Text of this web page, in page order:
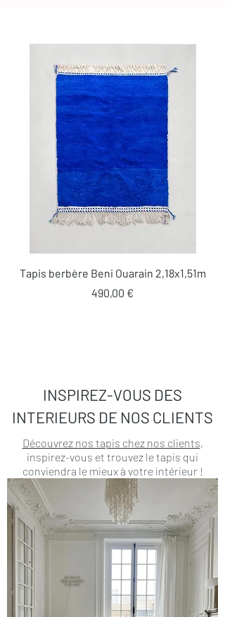
Tapis berbère Beni Ouarain 2,18x1,51m
Prix
490,00 €
INSPIREZ-VOUS DES
INTERIEURS DE NOS CLIENTS
Découvrez nos tapis chez nos clients,
inspirez-vous et trouvez le tapis qui
conviendra le mieux à votre intérieur !